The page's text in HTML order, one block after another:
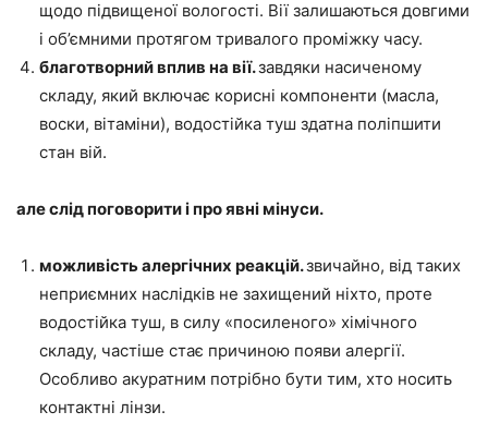
щодо підвищеної вологості. Вії залишаються довгими
і об’ємними протягом тривалого проміжку часу.
благотворний вплив на вії.завдяки насиченому
складу, який включає корисні компоненти (масла,
воски, вітаміни), водостійка туш здатна поліпшити
стан вій.
але слід поговорити і про явні мінуси.
можливість алергічних реакцій.звичайно, від таких
неприємних наслідків не захищений ніхто, проте
водостійка туш, в силу «посиленого» хімічного
складу, частіше стає причиною появи алергії.
Особливо акуратним потрібно бути тим, хто носить
контактні лінзи.